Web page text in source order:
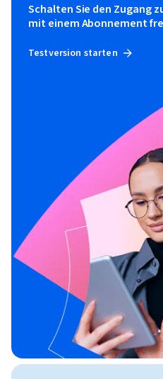
Schalten Sie den Zugang
mit einem Abonnement
Testversion starten